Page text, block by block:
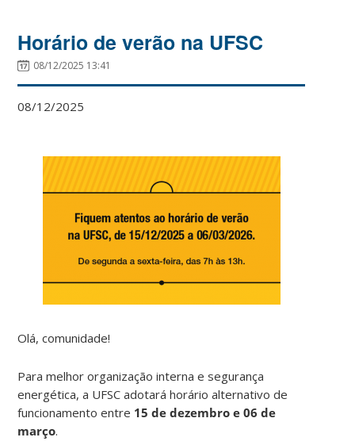
Horário de verão na UFSC
08/12/2025 13:41
08/12/2025
Olá, comunidade!
Para melhor organização interna e segurança
energética, a UFSC adotará horário alternativo de
funcionamento entre 15 de dezembro e 06 de
março.